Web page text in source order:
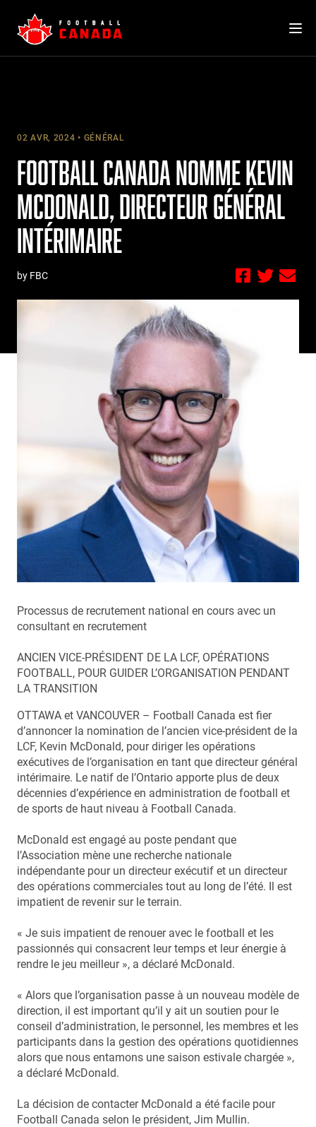
content
02 AVR, 2024 GÉNÉRAL
FOOTBALL CANADA NOMME KEVIN
MCDONALD, DIRECTEUR GÉNÉRAL
INTÉRIMAIRE
by FBC
Processus de recrutement national en cours avec un
consultant en recrutement
ANCIEN VICE-PRÉSIDENT DE LA LCF, OPÉRATIONS
FOOTBALL, POUR GUIDER L’ORGANISATION PENDANT
LA TRANSITION
OTTAWA et VANCOUVER – Football Canada est fier
d’annoncer la nomination de l’ancien vice-président de la
LCF, Kevin McDonald, pour diriger les opérations
exécutives de l’organisation en tant que directeur général
intérimaire. Le natif de l’Ontario apporte plus de deux
décennies d’expérience en administration de football et
de sports de haut niveau à Football Canada.
McDonald est engagé au poste pendant que
l’Association mène une recherche nationale
indépendante pour un directeur exécutif et un directeur
des opérations commerciales tout au long de l’été. Il est
impatient de revenir sur le terrain.
« Je suis impatient de renouer avec le football et les
passionnés qui consacrent leur temps et leur énergie à
rendre le jeu meilleur », a déclaré McDonald.
« Alors que l’organisation passe à un nouveau modèle de
direction, il est important qu’il y ait un soutien pour le
conseil d’administration, le personnel, les membres et les
participants dans la gestion des opérations quotidiennes
alors que nous entamons une saison estivale chargée »,
a déclaré McDonald.
La décision de contacter McDonald a été facile pour
Football Canada selon le président, Jim Mullin.